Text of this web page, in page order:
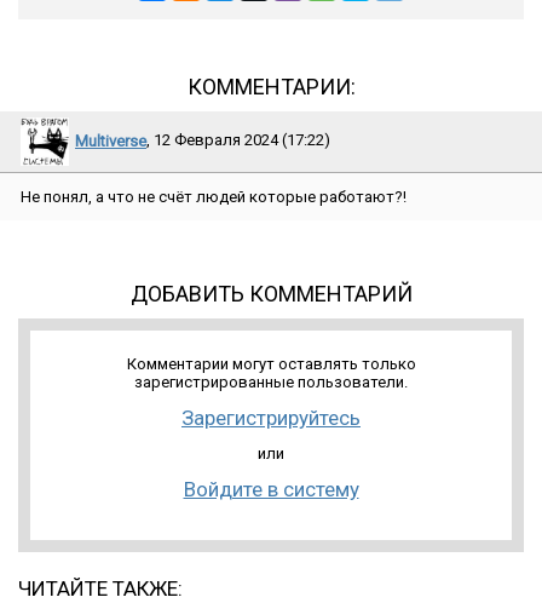
КОММЕНТАРИИ:
Multiverse, 12 Февраля 2024 (17:22)
Не понял, а что не счёт людей которые работают?!
ДОБАВИТЬ КОММЕНТАРИЙ
Комментарии могут оставлять только
зарегистрированные пользователи.
Зарегистрируйтесь
или
Войдите в систему
ЧИТАЙТЕ ТАКЖЕ: